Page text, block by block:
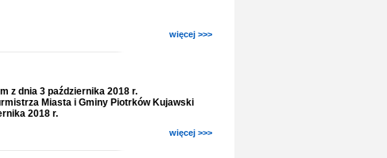
więcej >>>
z dnia 3 października 2018 r.
Miasta i Gminy Piotrków Kujawski
2018 r.
więcej >>>